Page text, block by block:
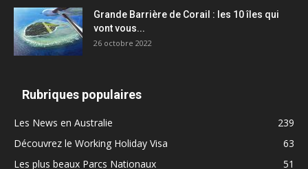
Grande Barrière de Corail : les 10 îles qui
vont vous...
26 octobre 2022
Rubriques populaires
Les News en Australie
239
Découvrez le Working Holiday Visa
63
Les plus beaux Parcs Nationaux
51